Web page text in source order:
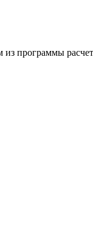
программы